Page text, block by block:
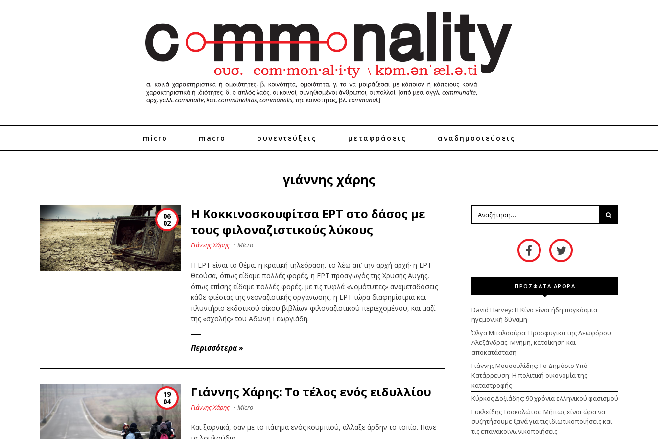
micro macro συνεντεύξεις μεταφράσεις αναδημοσιεύσεις
γιάννης χάρης
06
02
Η Κοκκινοσκουφίτσα ΕΡΤ στο δάσος με
τους φιλοναζιστικούς λύκους
Γιάννης Χάρης · Micro
Η ΕΡΤ είναι το θέμα, η κρατική τηλεόραση, το λέω απ’ την αρχή αρχή· η ΕΡΤ
θεούσα, όπως είδαμε πολλές φορές, η ΕΡΤ προαγωγός της Χρυσής Αυγής,
όπως επίσης είδαμε πολλές φορές, με τις τυφλά «νομότυπες» αναμεταδόσεις
κάθε φιέστας της νεοναζιστικής οργάνωσης, η ΕΡΤ τώρα διαφημίστρια και
πλυντήριο εκδοτικού οίκου βιβλίων φιλοναζιστικού περιεχομένου, και μαζί
της «σχολής» του Αδωνη Γεωργιάδη.
Περισσότερα»
19
04
Γιάννης Χάρης: Το τέλος ενός ειδυλλίου
Γιάννης Χάρης · Micro
Και ξαφνικά, σαν με το πάτημα ενός κουμπιού, άλλαξε άρδην το τοπίο. Πάνε
ΠΡΟΣΦΑΤΑ ΑΡΘΡΑ
David Harvey: Η Κίνα είναι ήδη παγκόσμια
ηγεμονική δύναμη
Όλγα Μπαλαούρα: Προσφυγικά της Λεωφόρου
Αλεξάνδρας. Μνήμη, κατοίκηση και
αποκατάσταση
Γιάννης Μουσουλίδης: Το Δημόσιο Υπό
Κατάρρευση: Η πολιτική οικονομία της
καταστροφής
Κύρκος Δοξιάδης: 90 χρόνια ελληνικού φασισμού
Ευκλείδης Τσακαλώτος: Μήπως είναι ώρα να
συζητήσουμε ξανά για τις ιδιωτικοποιήσεις και
τις επανακοινωνικοποιήσεις